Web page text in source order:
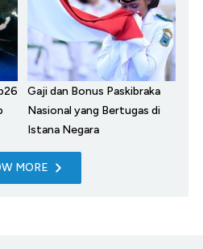
Gaji dan Bonus Paskibraka
Nasional yang Bertugas di
Istana Negara
MORE